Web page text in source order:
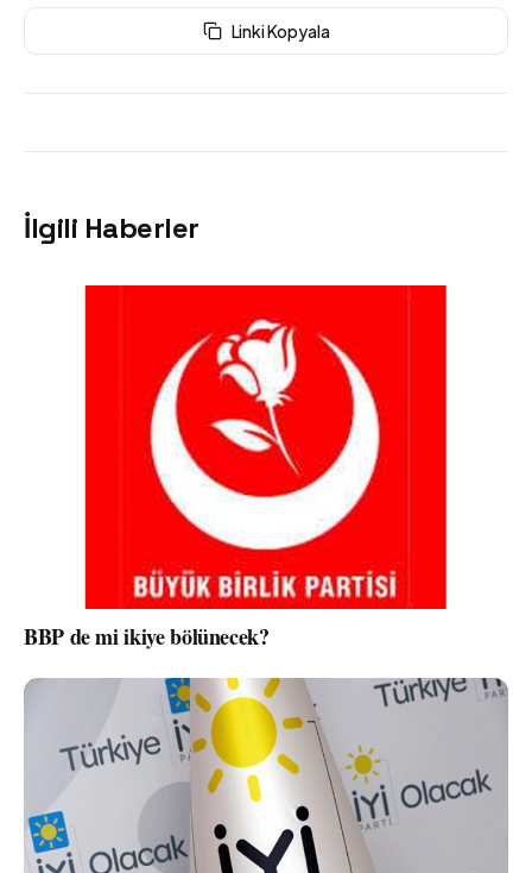
Linki Kopyala
İlgili Haberler
BBP de mi ikiye bölünecek?